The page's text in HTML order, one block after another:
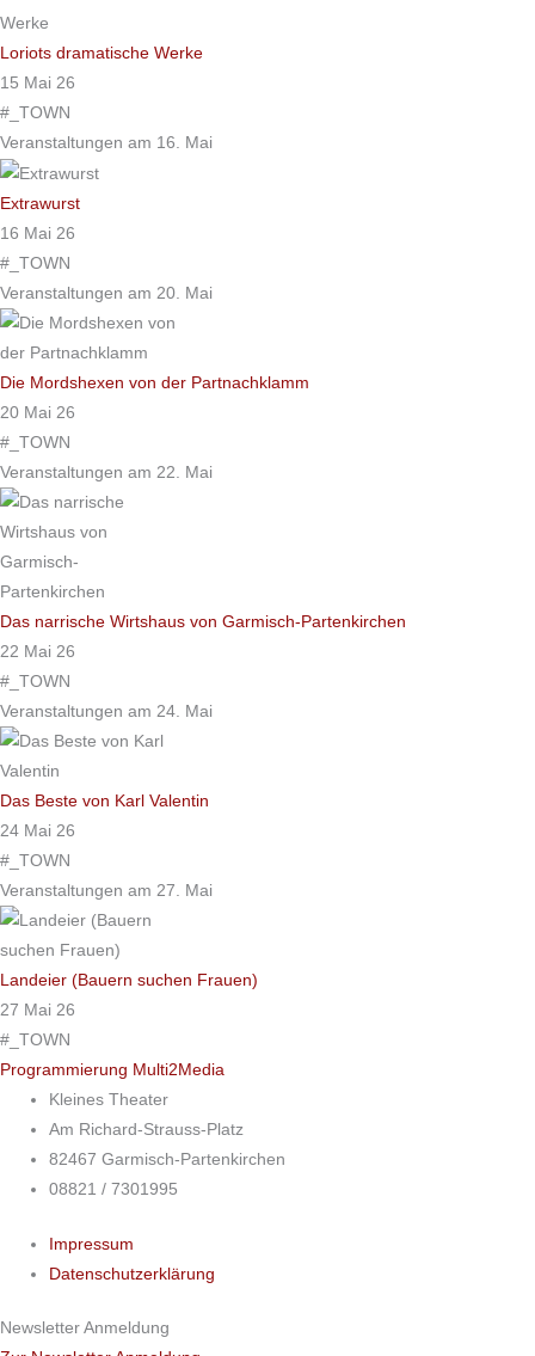
Loriots dramatische Werke
15 Mai 26
#_TOWN
Veranstaltungen am 16. Mai
Extrawurst
16 Mai 26
#_TOWN
Veranstaltungen am 20. Mai
Die Mordshexen von der Partnachklamm
20 Mai 26
#_TOWN
Veranstaltungen am 22. Mai
Das narrische Wirtshaus von Garmisch-Partenkirchen
22 Mai 26
#_TOWN
Veranstaltungen am 24. Mai
Das Beste von Karl Valentin
24 Mai 26
#_TOWN
Veranstaltungen am 27. Mai
Landeier (Bauern suchen Frauen)
27 Mai 26
#_TOWN
Programmierung Multi2Media
Kleines Theater
Am Richard-Strauss-Platz
82467 Garmisch-Partenkirchen
08821 / 7301995
Impressum
Datenschutzerklärung
Newsletter Anmeldung